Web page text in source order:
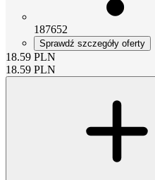
187652
Sprawdź szczegóły oferty
18.59 PLN
18.59 PLN